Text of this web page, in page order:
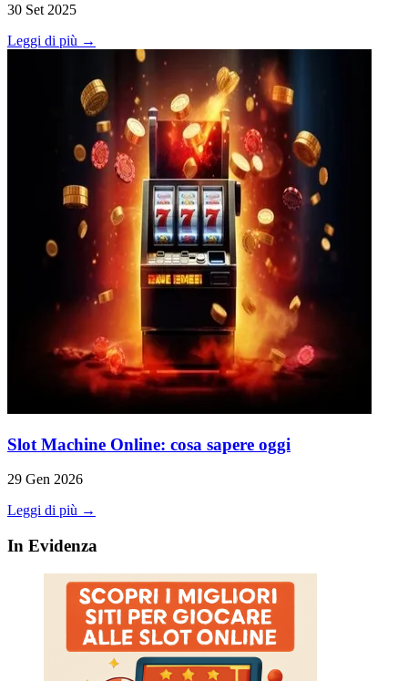
30 Set 2025
Leggi di più →
Slot Machine Online: cosa sapere oggi
29 Gen 2026
Leggi di più →
In Evidenza